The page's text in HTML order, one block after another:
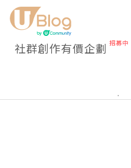
社群創作有價企劃